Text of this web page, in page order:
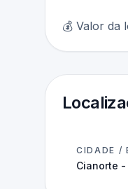
💰 Valor da
CIDADE /
Cianorte -